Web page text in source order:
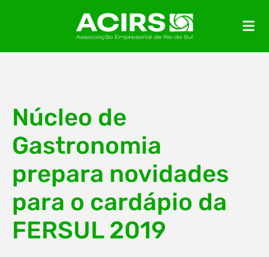
Núcleo de
Gastronomia
prepara novidades
para o cardápio da
FERSUL 2019